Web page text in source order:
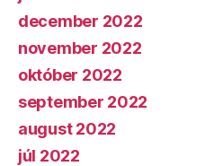
december 2022
november 2022
október 2022
september 2022
august 2022
júl 2022